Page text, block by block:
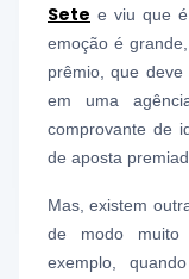
Sete e viu que
emoção é
prêmio, que
em uma
comprovante de
de aposta
Mas, existem
de modo muito
exemplo,